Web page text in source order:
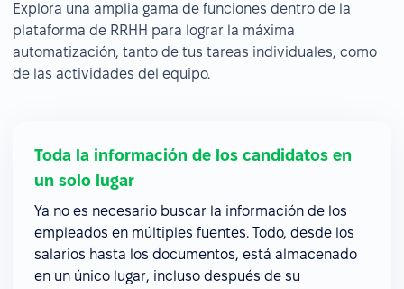
Explora una amplia gama de funciones dentro de la
plataforma de RRHH para lograr la máxima
automatización, tanto de tus tareas individuales, como
de las actividades del equipo.
Toda la información de los candidatos en
un solo lugar
Ya no es necesario buscar la información de los
empleados en múltiples fuentes. Todo, desde los
salarios hasta los documentos, está almacenado
en un único lugar, incluso después de su